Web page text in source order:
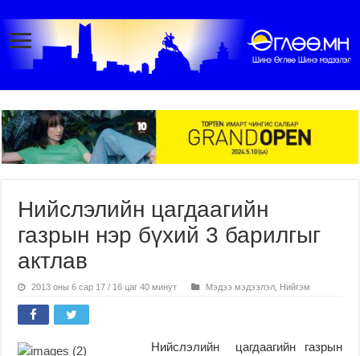
Нийслэлийн цагдаагийн
газрын нэр бүхий 3 барилгыг
актлав
2013 оны 6 сар 17 / 16 цаг 40 минут Мэдээ мэдээлэл Нийгэм
Нийслэлийн цагдаагийн газрын